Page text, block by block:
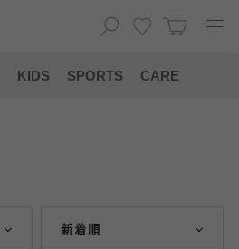
KIDS SPORTS CARE
新着順